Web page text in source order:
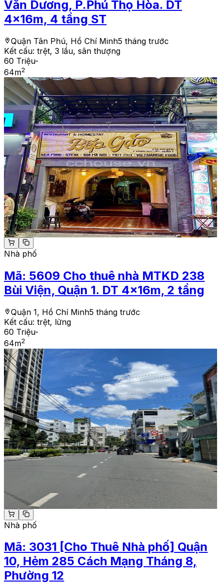
Văn Dương, P.Phú Thọ Hòa. DT
4x16m, 4 tầng ST
Quận Tân Phú, Hồ Chí Minh5 tháng trước
Kết cấu: trệt, 3 lầu, sân thượng
60 Triệu-
64m2
Nhà phố
Mã: 5609 Cho thuê nhà MTKD 238
Bùi Viện, Quận 1. DT 4x16m, 2 tầng
Quận 1, Hồ Chí Minh5 tháng trước
Kết cấu: trệt, lửng
60 Triệu-
64m2
Nhà phố
Mã: 3031 [Cho Thuê Nhà phố] Quận
10, Hẻm 285 Cách Mạng Tháng 8,
Phường 12